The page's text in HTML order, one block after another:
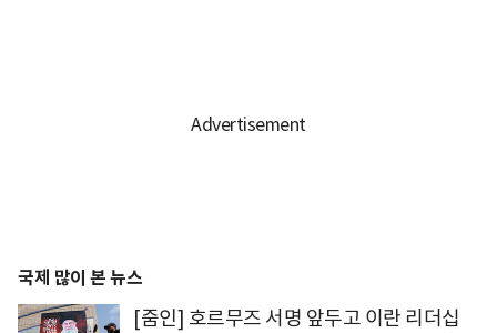
국제 많이 본 뉴스
[줌인] 호르무즈 서명 앞두고 이란 리더십